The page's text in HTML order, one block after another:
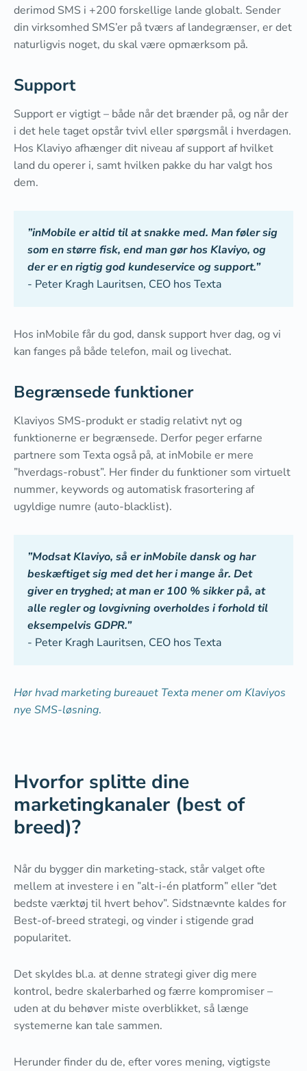
derimod SMS i +200 forskellige lande globalt. Sender
din virksomhed SMS’er på tværs af landegrænser, er det
naturligvis noget, du skal være opmærksom på.
Support
Support er vigtigt – både når det brænder på, og når der
i det hele taget opstår tvivl eller spørgsmål i hverdagen.
Hos Klaviyo afhænger dit niveau af support af hvilket
land du operer i, samt hvilken pakke du har valgt hos
dem.
”inMobile er altid til at snakke med. Man føler sig
som en større fisk, end man gør hos Klaviyo, og
der er en rigtig god kundeservice og support.”
- Peter Kragh Lauritsen, CEO hos Texta
Hos inMobile får du god, dansk support hver dag, og vi
kan fanges på både telefon, mail og livechat.
Begrænsede funktioner
Klaviyos SMS-produkt er stadig relativt nyt og
funktionerne er begrænsede. Derfor peger erfarne
partnere som Texta også på, at inMobile er mere
”hverdags-robust”. Her finder du funktioner som virtuelt
nummer, keywords og automatisk frasortering af
ugyldige numre (auto-blacklist).
”Modsat Klaviyo, så er inMobile dansk og har
beskæftiget sig med det her i mange år. Det
giver en tryghed; at man er 100 % sikker på, at
alle regler og lovgivning overholdes i forhold til
eksempelvis GDPR.”
- Peter Kragh Lauritsen, CEO hos Texta
Hør hvad marketing bureauet Texta mener om Klaviyos
nye SMS-løsning.
Hvorfor splitte dine
marketingkanaler (best of
breed)?
Når du bygger din marketing-stack, står valget ofte
mellem at investere i en ”alt-i-én platform” eller “det
bedste værktøj til hvert behov”. Sidstnævnte kaldes for
Best-of-breed strategi, og vinder i stigende grad
popularitet.
Det skyldes bl.a. at denne strategi giver dig mere
kontrol, bedre skalerbarhed og færre kompromiser –
uden at du behøver miste overblikket, så længe
systemerne kan tale sammen.
Herunder finder du de, efter vores mening, vigtigste